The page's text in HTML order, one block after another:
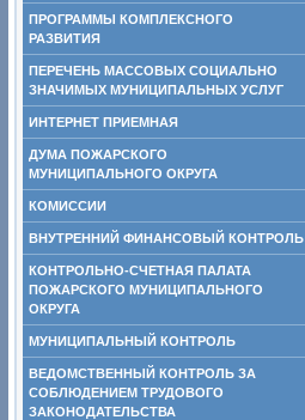
ПРОГРАММЫ КОМПЛЕКСНОГО
РАЗВИТИЯ
ПЕРЕЧЕНЬ МАССОВЫХ СОЦИАЛЬНО
ЗНАЧИМЫХ МУНИЦИПАЛЬНЫХ УСЛУГ
ИНТЕРНЕТ ПРИЕМНАЯ
ДУМА ПОЖАРСКОГО
МУНИЦИПАЛЬНОГО ОКРУГА
КОМИССИИ
ВНУТРЕННИЙ ФИНАНСОВЫЙ КОНТРОЛЬ
КОНТРОЛЬНО-СЧЕТНАЯ ПАЛАТА
ПОЖАРСКОГО МУНИЦИПАЛЬНОГО
ОКРУГА
МУНИЦИПАЛЬНЫЙ КОНТРОЛЬ
ВЕДОМСТВЕННЫЙ КОНТРОЛЬ ЗА
СОБЛЮДЕНИЕМ ТРУДОВОГО
ЗАКОНОДАТЕЛЬСТВА